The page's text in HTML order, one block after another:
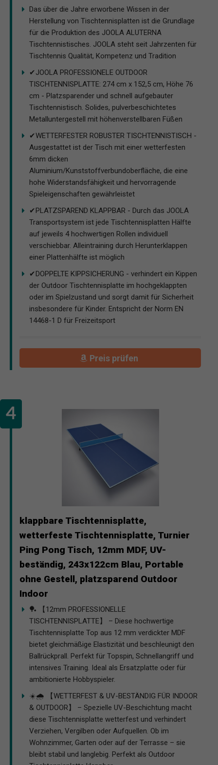
Das über die Jahre erworbene Wissen in der
Herstellung von Tischtennisplatten ist die Grundlage
für die Produktion des JOOLA ALUTERNA
Tischtennistisches. JOOLA steht seit Jahrzenten für
Tischtennis Qualität, Kompetenz und Tradition
✔JOOLA PROFESSIONELE OUTDOOR
TISCHTENNISPLATTE: 274 cm x 152,5 cm, Höhe 76
cm - Platzsparender und schnell aufgebauter
Tischtennistisch. Solides, pulverbeschichtetes
Metalluntergestell mit höhenverstellbaren Füßen
✔WETTERFESTER ROBUSTER TISCHTENNISTISCH -
Ausgestattet ist der Tisch mit einer wetterfesten
6mm dicken
Aluminium/Kunststoffverbundoberfläche, die eine
hohe Widerstandsfähigkeit und hervorragende
Spieleigenschaften gewährleistet
✔PLATZSPAREND KLAPPBAR - Durch das JOOLA
Transportsystem ist jede Tischtennisplatten Hälfte
auf jeweils 4 hochwertigen Rollen individuell
verschiebbar. Alleintraining durch Herunterklappen
einer Plattenhälfte ist möglich
✔DOPPELTE KIPPSICHERUNG - verhindert ein Kippen
der Outdoor Tischtennisplatte im hochgeklappten
oder im Spielzustand und sorgt damit für Sicherheit
insbesondere für Kinder. Entspricht der Norm EN
14468-1 D für Freizeitsport
Preis prüfen
klappbare Tischtennisplatte,
wetterfeste Tischtennisplatte, Turnier
Ping Pong Tisch, 12mm MDF, UV-
beständig, 243x122cm Blau, Portable
ohne Gestell, platzsparend Outdoor
Indoor
🏓 【12mm PROFESSIONELLE
TISCHTENNISPLATTE】 – Diese hochwertige
Tischtennisplatte Top aus 12 mm verdickter MDF
bietet gleichmäßige Elastizität und beschleunigt den
Ballrückprall. Perfekt für Topspin, Schnellangriff und
intensives Training. Ideal als Ersatzplatte oder für
ambitionierte Hobbyspieler.
☀️🌧️ 【WETTERFEST & UV-BESTÄNDIG FÜR INDOOR
& OUTDOOR】 – Spezielle UV-Beschichtung macht
diese Tischtennisplatte wetterfest und verhindert
Verziehen, Vergilben oder Aufquellen. Ob im
Wohnzimmer, Garten oder auf der Terrasse – sie
bleibt stabil und langlebig. Perfekt als Outdoor